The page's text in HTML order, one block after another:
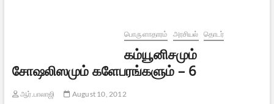
பொருளாதாரம்
அரசியல் தொடர்
கம்யூனிசமும்
சோஷலிஸமும் களேபரங்களும் – 6
ஆர்.பாலாஜி
August 10, 2012